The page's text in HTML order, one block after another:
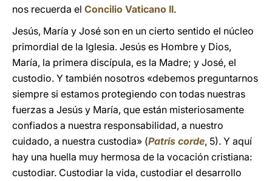
nos recuerda el Concilio Vaticano II.
Jesús, María y José son en un cierto sentido el núcleo
primordial de la Iglesia. Jesús es Hombre y Dios,
María, la primera discípula, es la Madre; y José, el
custodio. Y también nosotros «debemos preguntarnos
siempre si estamos protegiendo con todas nuestras
fuerzas a Jesús y María, que están misteriosamente
confiados a nuestra responsabilidad, a nuestro
cuidado, a nuestra custodia» (Patris corde, 5). Y aquí
hay una huella muy hermosa de la vocación cristiana:
custodiar. Custodiar la vida, custodiar el desarrollo